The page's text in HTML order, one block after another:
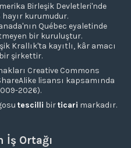
Birleşik Devletleri'nde
hayır kurumudur.
Québec eyaletinde
bir kuruluştur.
Krallık'ta kayıtlı, kâr amacı
şirkettir.
Creative Commons
lisansı kapsamında
2026).
tescilli birticari markadır.
İş Ortağı